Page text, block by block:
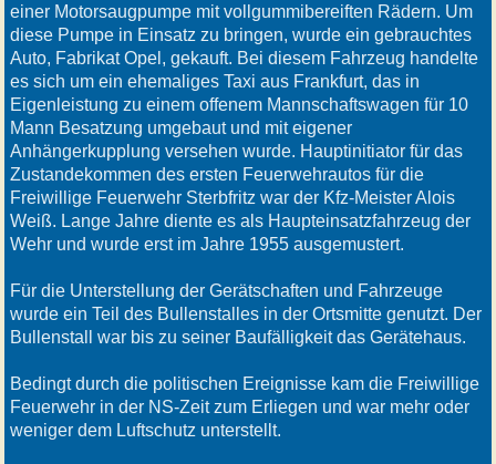
einer Motorsaugpumpe mit vollgummibereiften Rädern. Um
diese Pumpe in Einsatz zu bringen, wurde ein gebrauchtes
Auto, Fabrikat Opel, gekauft. Bei diesem Fahrzeug handelte
es sich um ein ehemaliges Taxi aus Frankfurt, das in
Eigenleistung zu einem offenem Mannschaftswagen für 10
Mann Besatzung umgebaut und mit eigener
Anhängerkupplung versehen wurde. Hauptinitiator für das
Zustandekommen des ersten Feuerwehrautos für die
Freiwillige Feuerwehr Sterbfritz war der Kfz-Meister Alois
Weiß. Lange Jahre diente es als Haupteinsatzfahrzeug der
Wehr und wurde erst im Jahre 1955 ausgemustert.
Für die Unterstellung der Gerätschaften und Fahrzeuge
wurde ein Teil des Bullenstalles in der Ortsmitte genutzt. Der
Bullenstall war bis zu seiner Baufälligkeit das Gerätehaus.
Bedingt durch die politischen Ereignisse kam die Freiwillige
Feuerwehr in der NS-Zeit zum Erliegen und war mehr oder
weniger dem Luftschutz unterstellt.